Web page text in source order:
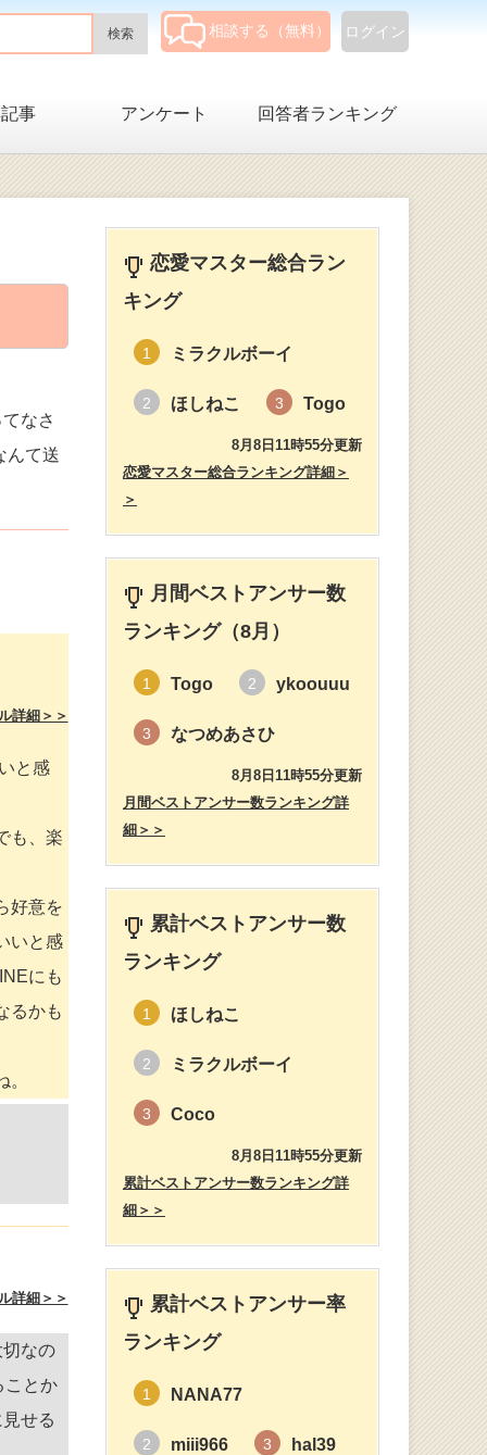
ログイン
相談する（無料）
事 アンケート 回答者ランキング
なさ
んて送
詳細＞＞
と感
も、楽
好意を
いと感
にも
るかも
詳細＞＞
なの
ことか
せる
恋愛マスター総合ラン
キング
1 ミラクルボーイ
2 ほしねこ 3 Togo
8月8日11時55分更新
恋愛マスター総合ランキング詳細＞
＞
月間ベストアンサー数
ランキング（8月）
1 Togo 2 ykoouuu
3 なつめあさひ
8月8日11時55分更新
月間ベストアンサー数ランキング詳
細＞＞
累計ベストアンサー数
ランキング
1 ほしねこ
2 ミラクルボーイ
3 Coco
8月8日11時55分更新
累計ベストアンサー数ランキング詳
細＞＞
累計ベストアンサー率
ランキング
1 NANA77
2 miii966 3 hal39